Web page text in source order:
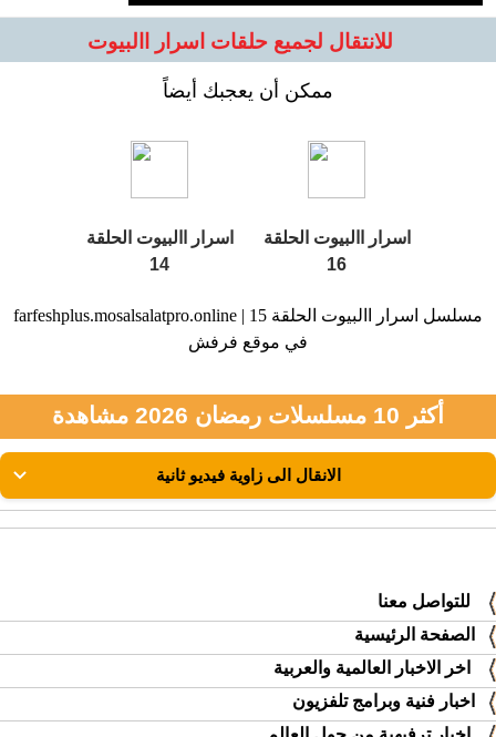
للانتقال لجميع حلقات اسرار االبيوت
ممكن أن يعجبك أيضاً
اسرار االبيوت الحلقة
16
اسرار االبيوت الحلقة
14
farfeshplus.mosalsalatpro.online | مسلسل اسرار االبيوت الحلقة 15
في موقع فرفش
أكثر 10 مسلسلات رمضان 2026 مشاهدة
للتواصل معنا
الصفحة الرئيسية
اخر الاخبار العالمية والعربية
اخبار فنية وبرامج تلفزيون